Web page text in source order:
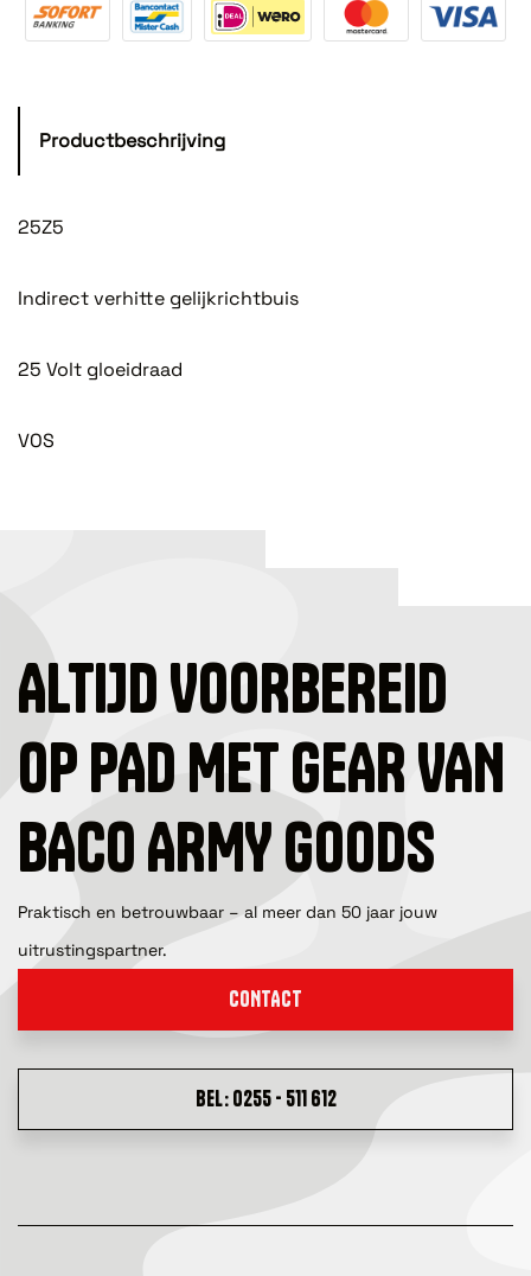
Productbeschrijving
25Z5
Indirect verhitte gelijkrichtbuis
25 Volt gloeidraad
VOS
ALTIJD VOORBEREID
OP PAD MET GEAR VAN
BACO ARMY GOODS
Praktisch en betrouwbaar – al meer dan 50 jaar jouw
uitrustingspartner.
CONTACT
BEL: 0255 - 511 612